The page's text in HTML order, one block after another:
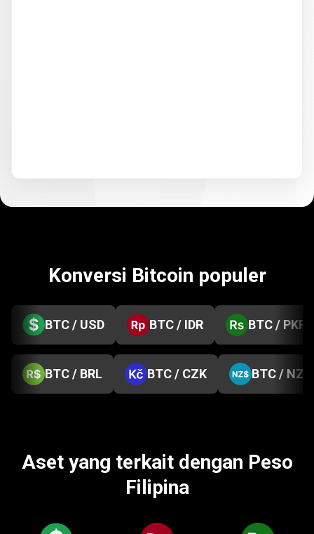
Konversi Bitcoin populer
BTC / USD BTC / IDR BTC / PKR
BTC / BRL BTC / CZK BTC / NZD
Aset yang terkait dengan Peso
Filipina